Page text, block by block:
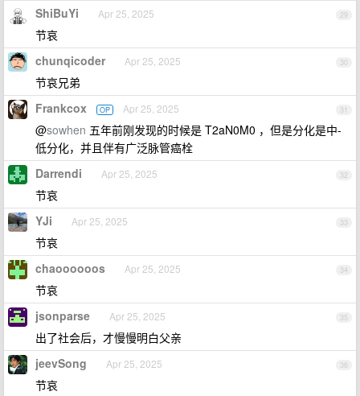
29
ShiBuYi Apr 25, 2025
节哀
30
chunqicoder Apr 25, 2025
节哀兄弟
31
Frankcox OP Apr 25, 2025
@sowhen 五年前刚发现的时候是 T2aN0M0 ，但是分化是中-
低分化，并且伴有广泛脉管癌栓
32
Darrendi Apr 25, 2025
节哀
33
YJi Apr 25, 2025
节哀
34
chaoooooos Apr 25, 2025
节哀
35
jsonparse Apr 25, 2025
出了社会后，才慢慢明白父亲
36
jeevSong Apr 25, 2025
节哀